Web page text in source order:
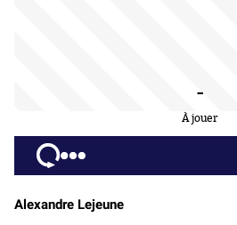
-
À jouer
Alexandre Lejeune